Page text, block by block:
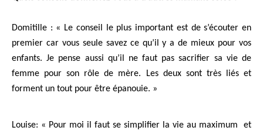
Domitille : « Le conseil le plus important est de s’écouter en
premier car vous seule savez ce qu’il y a de mieux pour vos
enfants. Je pense aussi qu’il ne faut pas sacrifier sa vie de
femme pour son rôle de mère. Les deux sont très liés et
forment un tout pour être épanouie. »
Louise: « Pour moi il faut se simplifier la vie au maximum et